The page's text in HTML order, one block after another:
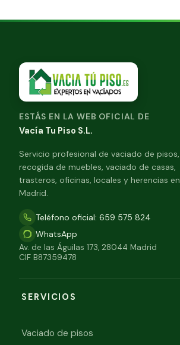
ESTÁS EN LA WEB OFICIAL DE
Vacía Tu Piso S.L.
Servicio profesional de vaciado de pisos,
recogida de muebles, vaciado de casas,
trasteros, oficinas, locales y herencias en
Madrid.
Teléfono oficial: 659 575 824
WhatsApp
Av. de las Águilas 173, 28044 Madrid
CIF B87359478
SERVICIOS
Vaciado de pisos